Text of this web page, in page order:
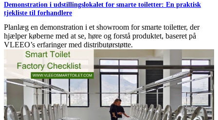
Demonstration i udstillingslokalet for smarte toiletter: En praktisk
tjekliste til forhandlere
Planlæg en demonstration i et showroom for smarte toiletter, der
hjælper køberne med at se, høre og forstå produktet, baseret på
VLEEO’s erfaringer med distributørstøtte.